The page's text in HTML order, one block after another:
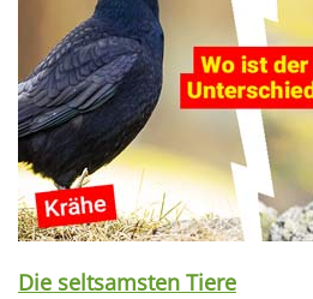
Die seltsamsten Tiere